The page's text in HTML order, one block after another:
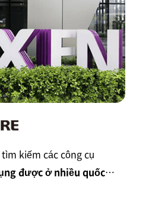
kiếm các công cụ
được ở nhiều quốc